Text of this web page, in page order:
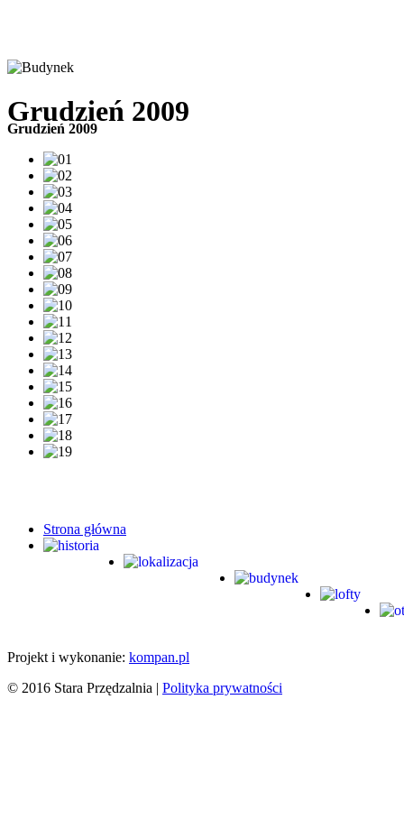
Grudzień 2009
Grudzień 2009
Strona główna
Projekt i wykonanie: kompan.pl
© 2016 Stara Przędzalnia | Polityka prywatności